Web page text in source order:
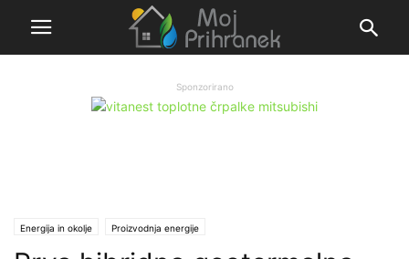
Sponzorirano
Energija in okolje Proizvodnja energije